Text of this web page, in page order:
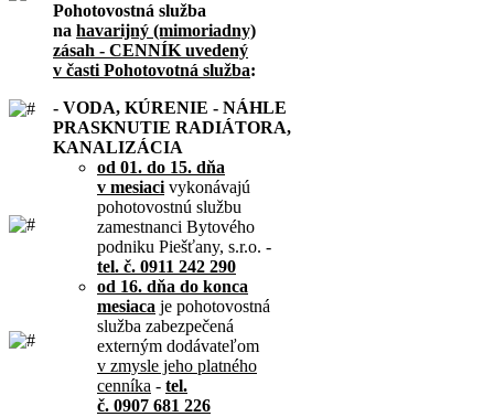
Pohotovostná služba
na havarijný (mimoriadny)
zásah - CENNÍK uvedený
v časti Pohotovotná služba:
- VODA, KÚRENIE - NÁHLE
PRASKNUTIE RADIÁTORA,
KANALIZÁCIA
od 01. do 15. dňa
v mesiaci vykonávajú
pohotovostnú službu
zamestnanci Bytového
podniku Piešťany, s.r.o. -
tel. č. 0911 242 290
od 16. dňa do konca
mesiaca je pohotovostná
služba zabezpečená
externým dodávateľom
v zmysle jeho platného
cenníka - tel.
č. 0907 681 226